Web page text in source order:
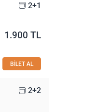
2+1
1.900 TL
BİLET AL
2+2